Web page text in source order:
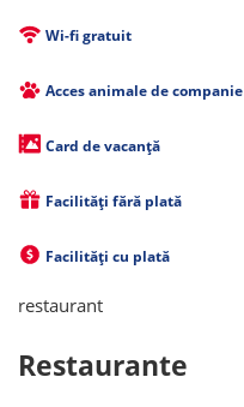
Wi-fi gratuit
Acces animale de companie
Card de vacanță
Facilități fără plată
Facilități cu plată
restaurant
Restaurante